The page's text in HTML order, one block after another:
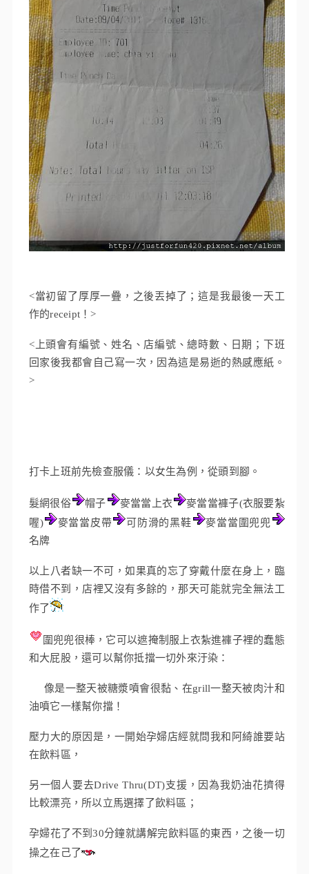
<當初留了厚厚一疊，之後丟掉了；這是我最後一天工
作的receipt！>
<上頭會有編號、姓名、店編號、總時數、日期；下班
回家後我都會自己寫一次，因為這是易逝的熱感應紙。
>
打卡上班前先檢查服儀：以女生為例，從頭到腳。
髮網很俗 帽子 麥當當上衣
麥當當褲子(衣服要紮
喔)
麥當當皮帶 可防滑的黑鞋
麥當當圍兜兜
名牌
以上八者缺一不可，如果真的忘了穿戴什麼在身上，臨
時借不到，店裡又沒有多餘的，那天可能就完全無法工
作了
圍兜兜很棒，它可以遮掩制服上衣紮進褲子裡的蠢態
和大屁股，還可以幫你抵擋一切外來汙染：
像是一整天被糖漿噴會很黏、在grill一整天被肉汁和
油噴它一樣幫你擋！
壓力大的原因是，一開始孕婦店經就問我和阿綺誰要站
在飲料區，
另一個人要去Drive Thru(DT)支援，因為我奶油花擠得
比較漂亮， 所以立馬選擇了飲料區；
孕婦花了不到30分鐘就講解完飲料區的東西，之後一切
操之在己了